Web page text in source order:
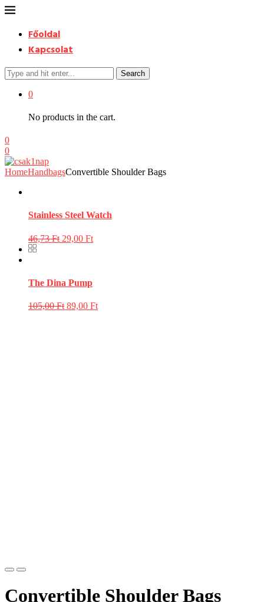
Főoldal
Kapcsolat
Search
0
No products in the cart.
0
0
HomeHandbagsConvertible Shoulder Bags
Stainless Steel Watch
46,73Ft 29,00 Ft
The Dina Pump
105,00Ft 89,00 Ft
Previous
Next
Convertible Shoulder Bags